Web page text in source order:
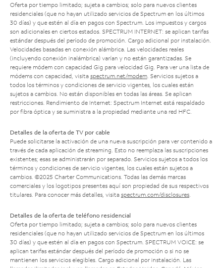
Oferta por tiempo limitado; sujeta a cambios; solo para nuevos clientes
residenciales (que no hayan utilizado servicios de Spectrum en los últimos
30 días) y que estén al día en pagos con Spectrum. Los impuestos y cargos
son adicionales en ciertos estados. SPECTRUM INTERNET: se aplican tarifas
estándar después del período de promoción. Cargo adicional por instalación.
Velocidades basadas en conexión alámbrica. Las velocidades reales
(incluyendo conexión inalámbrica) varían y no están garantizadas. Se
requiere módem con capacidad Gig para velocidad Gig. Para ver una lista de
módems con capacidad, visita spectrum.net/modem . Servicios sujetos a
todos los términos y condiciones de servicio vigentes, los cuales están
sujetos a cambios. No están disponibles en todas las áreas. Se aplican
restricciones. Rendimiento de Internet: Spectrum Internet está respaldado
por fibra óptica y se suministra a la propiedad mediante una red HFC.
Detalles de la oferta de TV por cable
Puede solicitarse la activación de una nueva suscripción para ver contenido a
través de cada aplicación de streaming. Esto no reemplaza las suscripciones
existentes; esas se administrarán por separado. Servicios sujetos a todos los
términos y condiciones de servicio vigentes, los cuales están sujetos a
cambios. ©2025 Charter Communications. Todas las demás marcas
comerciales y los logotipos presentes aquí son propiedad de sus respectivos
titulares. Para conocer más detalles, visita spectrum.com/disclosures
Detalles de la oferta de teléfono residencial
Oferta por tiempo limitado; sujeta a cambios; solo para nuevos clientes
residenciales (que no hayan utilizado servicios de Spectrum en los últimos
30 días) y que estén al día en pagos con Spectrum. SPECTRUM VOICE: se
aplican tarifas estándar después del período de promoción o si no se
mantienen los servicios elegibles. Cargo adicional por instalación. Las